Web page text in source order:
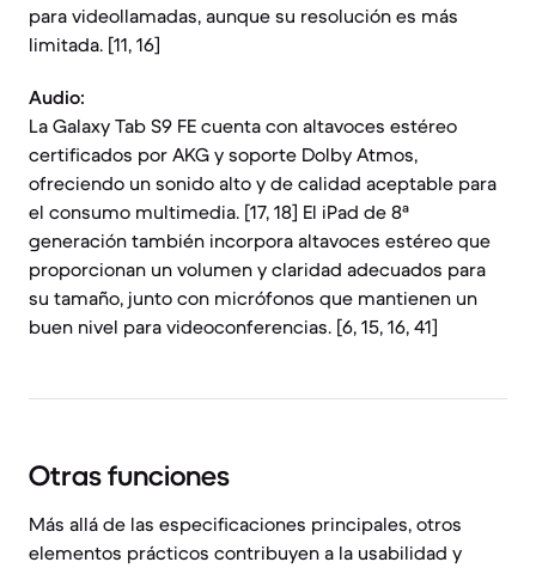
para videollamadas, aunque su resolución es más
limitada. [11, 16]
Audio:
La Galaxy Tab S9 FE cuenta con altavoces estéreo
certificados por AKG y soporte Dolby Atmos,
ofreciendo un sonido alto y de calidad aceptable para
el consumo multimedia. [17, 18] El iPad de 8ª
generación también incorpora altavoces estéreo que
proporcionan un volumen y claridad adecuados para
su tamaño, junto con micrófonos que mantienen un
buen nivel para videoconferencias. [6, 15, 16, 41]
Otras funciones
Más allá de las especificaciones principales, otros
elementos prácticos contribuyen a la usabilidad y